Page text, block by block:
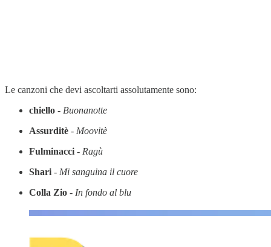
Le canzoni che devi ascoltarti assolutamente sono:
chiello - Buonanotte
Assurditè - Moovitè
Fulminacci - Ragù
Shari - Mi sanguina il cuore
Colla Zio - In fondo al blu